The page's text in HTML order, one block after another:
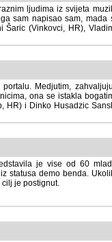
ljudima iz svijeta
sam napisao sam, mada
Šaric (Vinkovci, HR),
Medjutim, zahvaljujuci
ona se istakla
HR) i Dinko Husadzic
je vise od 60
demo benda. Ukoliko
postignut.